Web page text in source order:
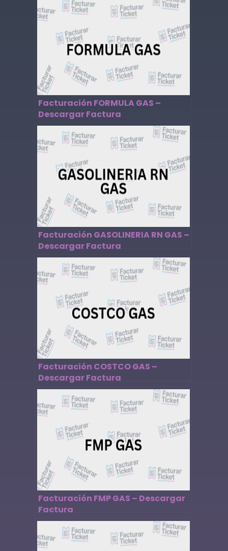
Facturación FORMULA GAS –
Descargar Factura
Facturación GASOLINERIA RN GAS –
Descargar Factura
Facturación COSTCO GAS –
Descargar Factura
Facturación FMP GAS – Descargar
Factura